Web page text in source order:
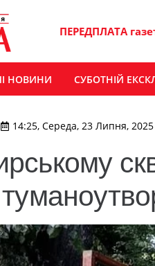
ПЕРЕДПЛАТА
НОВИНИ СУБОТНІЙ
14:25, Середа, 23 Липня, 2025